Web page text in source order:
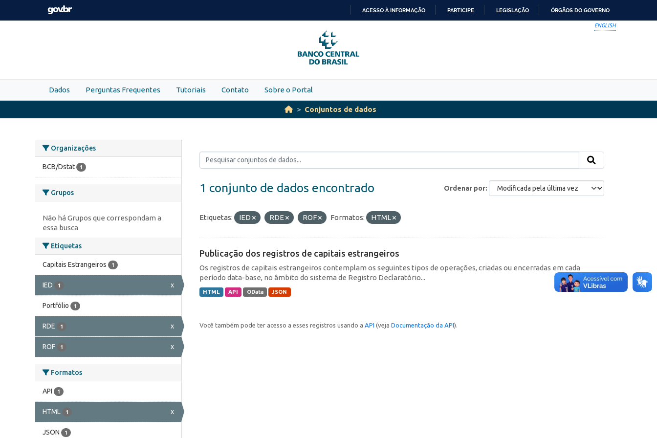
Skip to main content
PARA
O
CONTEÚDO
ACESSO À INFORMAÇÃO PARTICIPE LEGISLAÇÃO ÓRGÃOS DO GOVERNO
ENGLISH
Dados Perguntas Frequentes Tutoriais Contato Sobre o Portal
Conjuntos de dados
Organizações
BCB/Dstat 1
Grupos
Não há Grupos que correspondam a
essa busca
Etiquetas
Capitais Estrangeiros 1
IED 1 x
Portfólio 1
RDE 1 x
ROF 1 x
Formatos
API 1
HTML 1 x
JSON 1
Ordenar por
1 conjunto de dados encontrado
Etiquetas: IED RDE ROF Formatos: HTML
Publicação dos registros de capitais estrangeiros
Os registros de capitais estrangeiros contemplam os seguintes tipos de operações, criadas ou encerradas em cada
período data-base, no âmbito do sistema de Registro Declaratório...
HTML API OData JSON
Você também pode ter acesso a esses registros usando a API (veja Documentação da API).